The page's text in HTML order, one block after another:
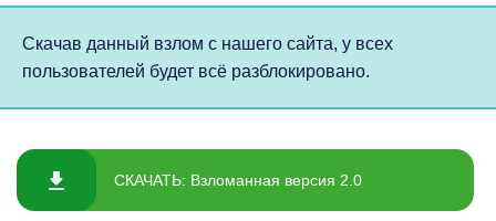
Скачав данный взлом с нашего сайта, у всех
пользователей будет всё разблокировано.
СКАЧАТЬ: Взломанная версия 2.0